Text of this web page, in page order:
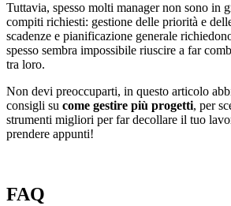
Tuttavia, spesso molti manager non sono in
compiti richiesti: gestione delle priorità e
scadenze e pianificazione generale
spesso sembra impossibile riuscire a far
tra loro.
Non devi preoccuparti, in questo articolo
consigli su come gestire più progetti, per
strumenti migliori per far decollare il tuo
prendere appunti!
FAQ